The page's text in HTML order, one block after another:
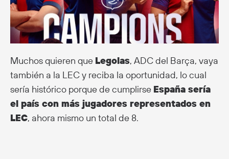
Muchos quieren que Legolas, ADC del Barça, vaya
también a la LEC y reciba la oportunidad, lo cual
sería histórico porque de cumplirse España sería
el país con más jugadores representados en
LEC, ahora mismo un total de 8.